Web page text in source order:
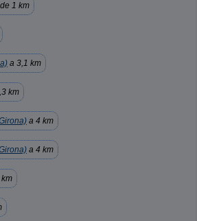
1 km
a 3,1 km
km
a 4 km
a 4 km